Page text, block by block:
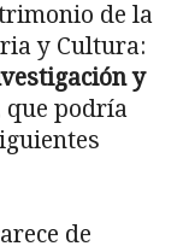
de la
y Cultura:
y
que podría
de